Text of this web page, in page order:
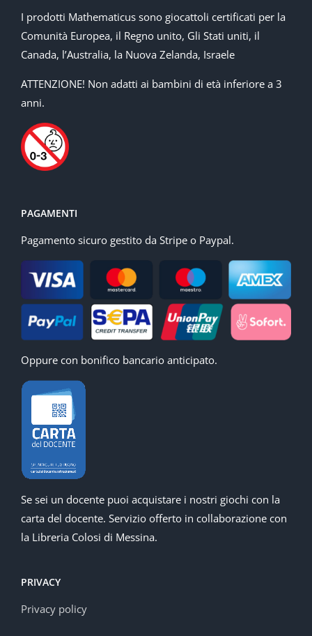
I prodotti Mathematicus sono giocattoli certificati per la
Comunità Europea, il Regno unito, Gli Stati uniti, il
Canada, l’Australia, la Nuova Zelanda, Israele
ATTENZIONE! Non adatti ai bambini di età inferiore a 3
anni.
PAGAMENTI
Pagamento sicuro gestito da Stripe o Paypal.
Oppure con bonifico bancario anticipato.
Se sei un docente puoi acquistare i nostri giochi con la
carta del docente. Servizio offerto in collaborazione con
la Libreria Colosi di Messina.
PRIVACY
Privacy policy